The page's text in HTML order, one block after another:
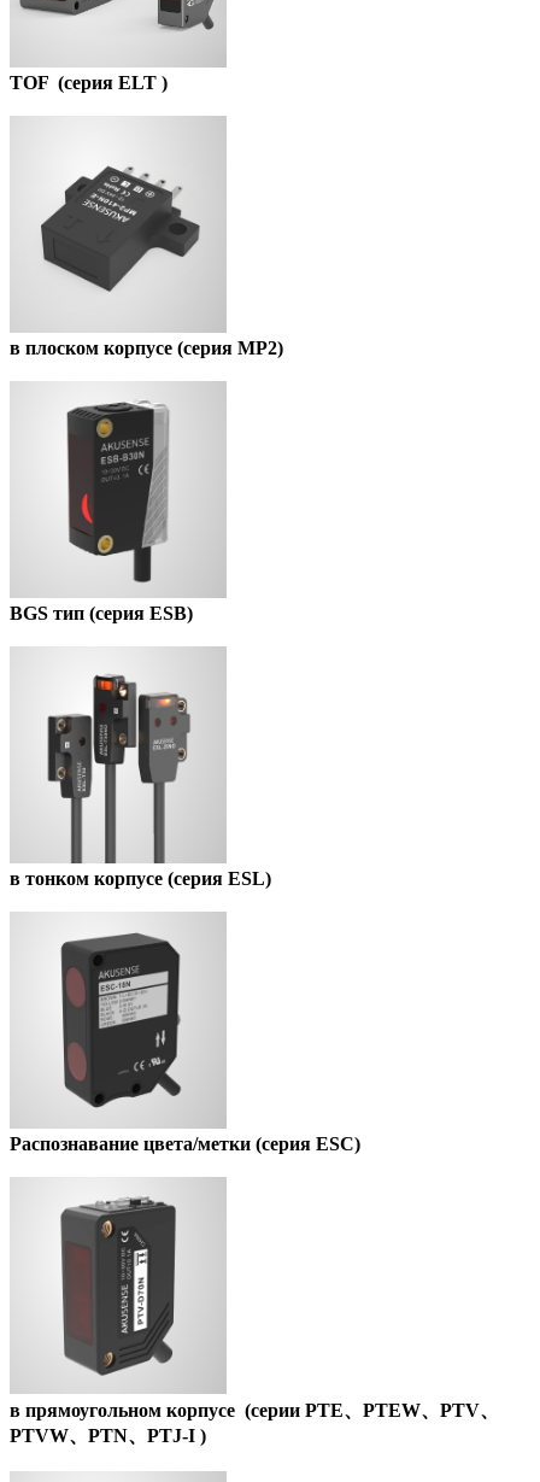
TOF (серия ELT )
в плоском корпусе (серия MP2)
BGS тип (серия ESB)
в тонком корпусе (серия ESL)
Распознавание цвета/метки (серия ESC)
в прямоугольном корпусе (серии PTE、PTEW、PTV、
PTVW、PTN、PTJ-I )